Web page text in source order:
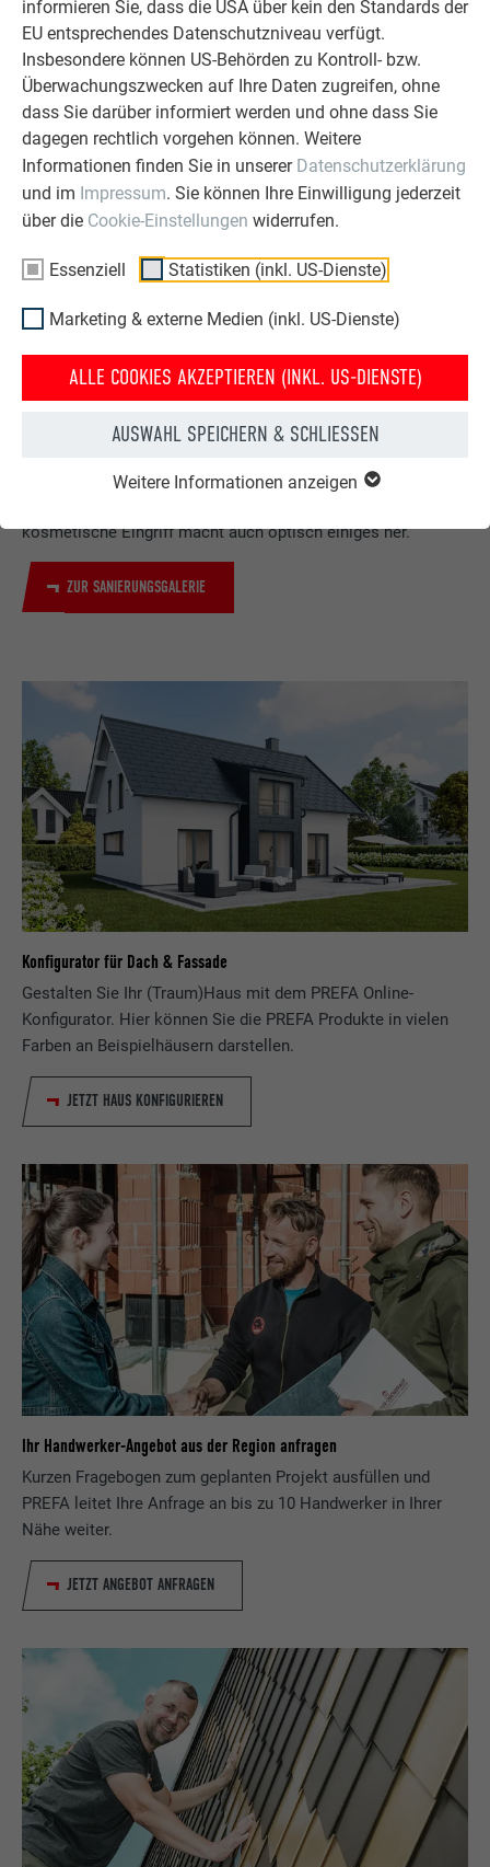
informieren Sie, dass die USA über kein den Standards der
EU entsprechendes Datenschutzniveau verfügt.
Insbesondere können US-Behörden zu Kontroll- bzw.
Überwachungszwecken auf Ihre Daten zugreifen, ohne
dass Sie darüber informiert werden und ohne dass Sie
dagegen rechtlich vorgehen können. Weitere
Informationen finden Sie in unserer Datenschutzerklärung
und im Impressum. Sie können Ihre Einwilligung jederzeit
über die Cookie-Einstellungen widerrufen.
Essenziell Statistiken (inkl. US-Dienste)
Marketing & externe Medien (inkl. US-Dienste)
ALLE COOKIES AKZEPTIEREN (INKL. US-DIENSTE)
AUSWAHL SPEICHERN & SCHLIESSEN
Weitere Informationen anzeigen
Dank des geringen Gewichts der PREFA Produkte wird das
kosmetische Eingriff macht auch optisch einiges her.
ZUR SANIERUNGSGALERIE
HAUS NACH DER
DACHSANIERUNG MIT DER
PREFA DACHPLATTE
HAUS VOR DER
DACHSANIERUNG MIT PREFA
DACHPLATTE
Konfigurator für Dach & Fassade
Gestalten Sie Ihr (Traum)Haus mit dem PREFA Online-
Konfigurator. Hier können Sie die PREFA Produkte in vielen
Farben an Beispielhäusern darstellen.
JETZT HAUS KONFIGURIEREN
Ihr Handwerker-Angebot aus der Region anfragen
Kurzen Fragebogen zum geplanten Projekt ausfüllen und
PREFA leitet Ihre Anfrage an bis zu 10 Handwerker in Ihrer
Nähe weiter.
JETZT ANGEBOT ANFRAGEN